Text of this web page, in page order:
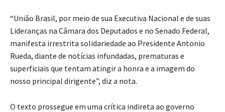
“União Brasil, por meio de sua Executiva Nacional e de suas
Lideranças na Câmara dos Deputados e no Senado Federal,
manifesta irrestrita solidariedade ao Presidente Antonio
Rueda, diante de notícias infundadas, prematuras e
superficiais que tentam atingir a honra e a imagem do
nosso principal dirigente”, diz a nota.
O texto prossegue em uma crítica indireta ao governo